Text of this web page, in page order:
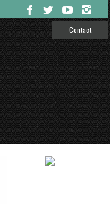
Contact